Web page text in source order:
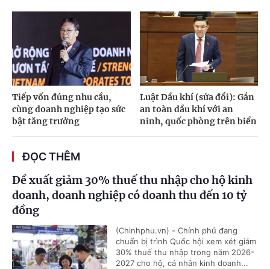
Tiếp vốn đúng nhu cầu,
cùng doanh nghiệp tạo sức
bật tăng trưởng
Luật Dầu khí (sửa đổi): Gắn
an toàn dầu khí với an
ninh, quốc phòng trên biển
ĐỌC THÊM
Đề xuất giảm 30% thuế thu nhập cho hộ kinh
doanh, doanh nghiệp có doanh thu đến 10 tỷ
đồng
(Chinhphu.vn) - Chính phủ đang
chuẩn bị trình Quốc hội xem xét giảm
30% thuế thu nhập trong năm 2026-
2027 cho hộ, cá nhân kinh doanh...